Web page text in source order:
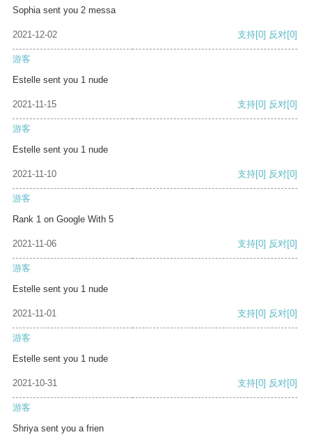
Sophia sent you 2 messa
2021-12-02 支持[0] 反对[0]
游客
Estelle sent you 1 nude
2021-11-15 支持[0] 反对[0]
游客
Estelle sent you 1 nude
2021-11-10 支持[0] 反对[0]
游客
Rank 1 on Google With 5
2021-11-06 支持[0] 反对[0]
游客
Estelle sent you 1 nude
2021-11-01 支持[0] 反对[0]
游客
Estelle sent you 1 nude
2021-10-31 支持[0] 反对[0]
游客
Shriya sent you a frien